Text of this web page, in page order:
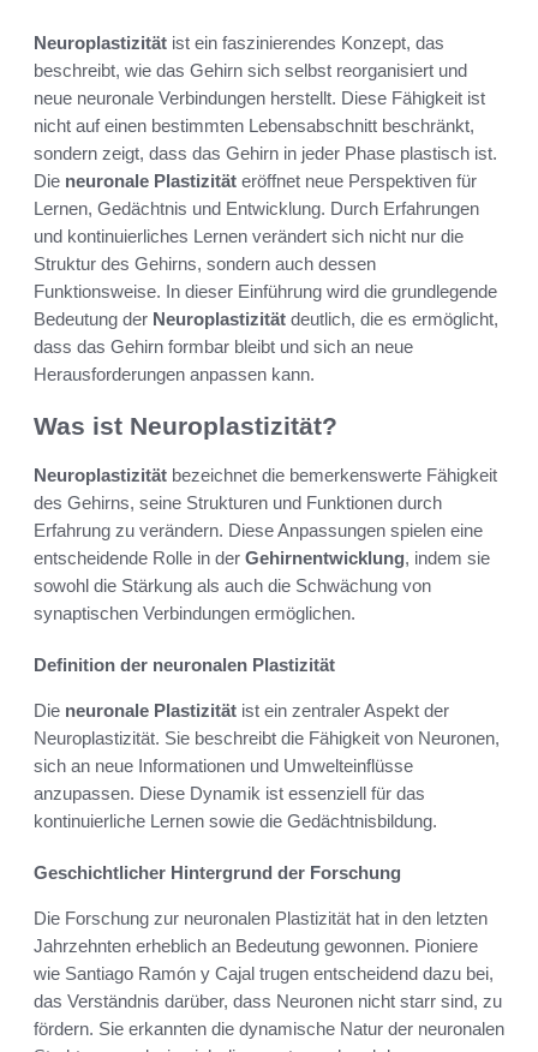
Neuroplastizität ist ein faszinierendes Konzept, das
beschreibt, wie das Gehirn sich selbst reorganisiert und
neue neuronale Verbindungen herstellt. Diese Fähigkeit ist
nicht auf einen bestimmten Lebensabschnitt beschränkt,
sondern zeigt, dass das Gehirn in jeder Phase plastisch ist.
Die neuronale Plastizität eröffnet neue Perspektiven für
Lernen, Gedächtnis und Entwicklung. Durch Erfahrungen
und kontinuierliches Lernen verändert sich nicht nur die
Struktur des Gehirns, sondern auch dessen
Funktionsweise. In dieser Einführung wird die grundlegende
Bedeutung der Neuroplastizität deutlich, die es ermöglicht,
dass das Gehirn formbar bleibt und sich an neue
Herausforderungen anpassen kann.
Was ist Neuroplastizität?
Neuroplastizität bezeichnet die bemerkenswerte Fähigkeit
des Gehirns, seine Strukturen und Funktionen durch
Erfahrung zu verändern. Diese Anpassungen spielen eine
entscheidende Rolle in der Gehirnentwicklung, indem sie
sowohl die Stärkung als auch die Schwächung von
synaptischen Verbindungen ermöglichen.
Definition der neuronalen Plastizität
Die neuronale Plastizität ist ein zentraler Aspekt der
Neuroplastizität. Sie beschreibt die Fähigkeit von Neuronen,
sich an neue Informationen und Umwelteinflüsse
anzupassen. Diese Dynamik ist essenziell für das
kontinuierliche Lernen sowie die Gedächtnisbildung.
Geschichtlicher Hintergrund der Forschung
Die Forschung zur neuronalen Plastizität hat in den letzten
Jahrzehnten erheblich an Bedeutung gewonnen. Pioniere
wie Santiago Ramón y Cajal trugen entscheidend dazu bei,
das Verständnis darüber, dass Neuronen nicht starr sind, zu
fördern. Sie erkannten die dynamische Natur der neuronalen